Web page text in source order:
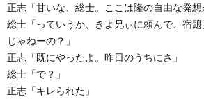
正志「甘いな、総士。ここは隆の自由な発想
総士「っていうか、きよ兄ぃに頼んで、宿
じゃねーの？」
正志「既にやったよ。昨日のうちにさ」
総士「で？」
正志「キレられた」